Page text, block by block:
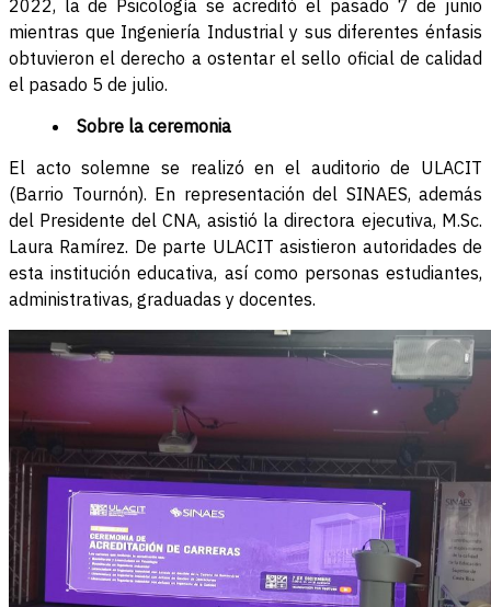
2022, la de Psicología se acreditó el pasado 7 de junio
mientras que Ingeniería Industrial y sus diferentes énfasis
obtuvieron el derecho a ostentar el sello oficial de calidad
el pasado 5 de julio.
Sobre la ceremonia
El acto solemne se realizó en el auditorio de ULACIT
(Barrio Tournón). En representación del SINAES, además
del Presidente del CNA, asistió la directora ejecutiva, M.Sc.
Laura Ramírez. De parte ULACIT asistieron autoridades de
esta institución educativa, así como personas estudiantes,
administrativas, graduadas y docentes.